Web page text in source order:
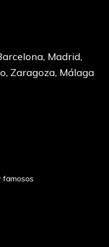
Madrid,
Zaragoza, Málaga
famosos